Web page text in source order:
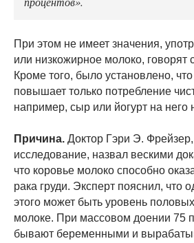
При этом не имеет значения,
или низкожирное молоко, говорят
Кроме того, было установлено, что
повышает только потребление
например, сыр или йогурт на него
Причина. Доктор Гэри Э.
исследование, назвал вескими
что коровье молоко способно
рака груди. Эксперт пояснил, что
этого может быть уровень
молоке. При массовом доении 75
бывают беременными и